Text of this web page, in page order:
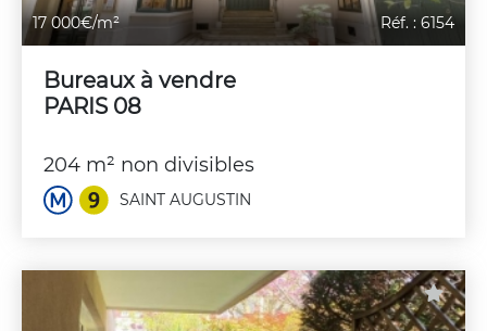
17 000€/m² Réf. : 6154
Bureaux à vendre
PARIS 08
204 m² non divisibles
SAINT AUGUSTIN